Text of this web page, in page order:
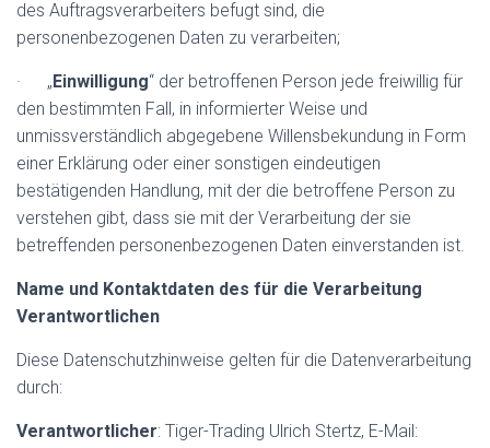
des Auftragsverarbeiters befugt sind, die
personenbezogenen Daten zu verarbeiten;
· „Einwilligung“ der betroffenen Person jede freiwillig für
den bestimmten Fall, in informierter Weise und
unmissverständlich abgegebene Willensbekundung in Form
einer Erklärung oder einer sonstigen eindeutigen
bestätigenden Handlung, mit der die betroffene Person zu
verstehen gibt, dass sie mit der Verarbeitung der sie
betreffenden personenbezogenen Daten einverstanden ist.
Name und Kontaktdaten des für die Verarbeitung
Verantwortlichen
Diese Datenschutzhinweise gelten für die Datenverarbeitung
durch:
Verantwortlicher: Tiger-Trading Ulrich Stertz, E-Mail: